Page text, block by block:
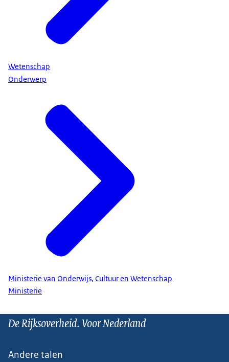
Wetenschap
Onderwerp
Ministerie van Onderwijs, Cultuur en Wetenschap
Ministerie
De Rijksoverheid. Voor Nederland
Andere talen